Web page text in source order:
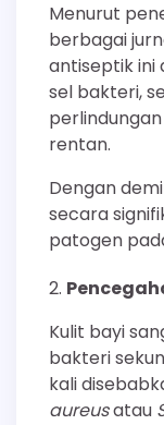
Menurut
berbagai
antiseptik ini
sel bakteri,
rentan.
Dengan
secara
patogen
Kulit bayi
bakteri
kali
aureusatau